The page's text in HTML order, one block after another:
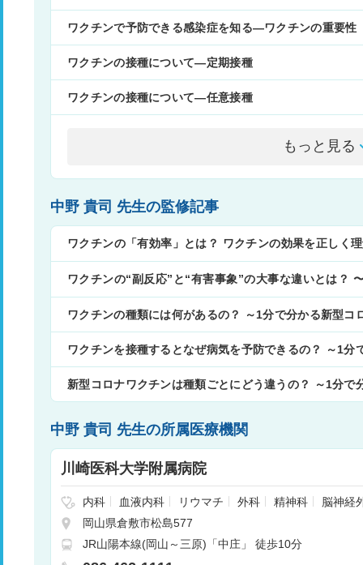
ワクチンで予防できる感染症を知る―ワクチンの重要性
ワクチンの接種について―定期接種
ワクチンの接種について―任意接種
もっと見る
中野 貴司 先生の監修記事
ワクチンの「有効率」とは？ ワクチンの効果を正しく
ワクチンの“副反応”と“有害事象”の大事な違いとは？
ワクチンの種類には何があるの？ ～1分で分かる新型コ
ワクチンを接種するとなぜ病気を予防できるの？ ～1分
新型コロナワクチンは種類ごとにどう違うの？ ～1分で
中野 貴司 先生の所属医療機関
川崎医科大学附属病院
内科 血液内科 リウマチ 外科 精神科
脳神経
消化器外科
腎臓内科
外科
形成・美容外科
喉・頭頚部外科
リハビリテーション科
酔科
乳腺・内分泌外科
岡山県倉敷市松島577
JR山陽本線(岡山～三原)「中庄」 徒歩10分